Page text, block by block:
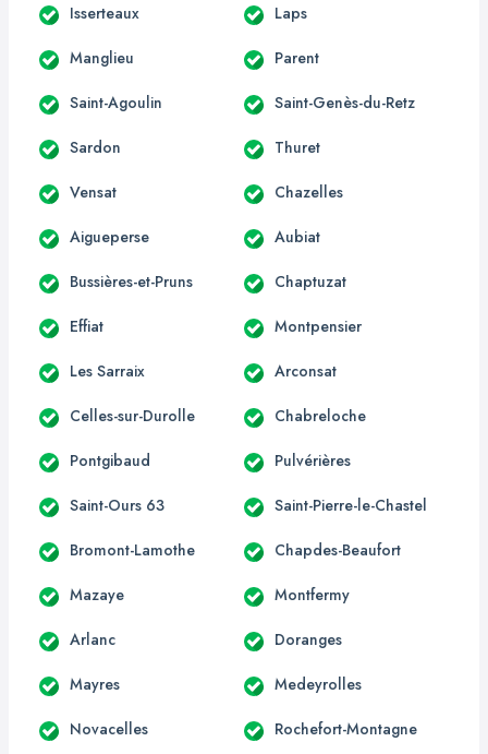
Isserteaux Laps
Manglieu Parent
Saint-Agoulin Saint-Genès-du-Retz
Sardon Thuret
Vensat Chazelles
Aigueperse Aubiat
Bussières-et-Pruns Chaptuzat
Effiat Montpensier
Les Sarraix Arconsat
Celles-sur-Durolle Chabreloche
Pontgibaud Pulvérières
Saint-Ours 63 Saint-Pierre-le-Chastel
Bromont-Lamothe Chapdes-Beaufort
Mazaye Montfermy
Arlanc Doranges
Mayres Medeyrolles
Novacelles Rochefort-Montagne